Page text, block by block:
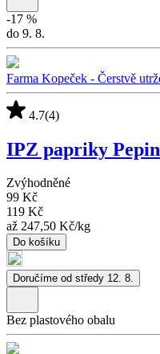
-17 %
do 9. 8.
Farma Kopeček - Čerstvě
4.7(4)
IPZ papriky
Zvýhodněné
99 Kč
119 Kč
až 247,50 Kč/kg
Do košíku
Doručíme od středy 12. 8.
Bez plastového obalu